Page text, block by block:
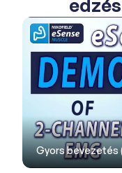
Gyors bevezetés